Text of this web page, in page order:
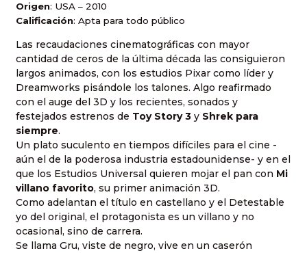
Origen: USA – 2010
Calificación: Apta para todo público
Las recaudaciones cinematográficas con mayor
cantidad de ceros de la última década las consiguieron
largos animados, con los estudios Pixar como líder y
Dreamworks pisándole los talones. Algo reafirmado
con el auge del 3D y los recientes, sonados y
festejados estrenos de Toy Story 3 y Shrek para
siempre.
Un plato suculento en tiempos difíciles para el cine -
aún el de la poderosa industria estadounidense- y en el
que los Estudios Universal quieren mojar el pan con Mi
villano favorito, su primer animación 3D.
Como adelantan el título en castellano y el Detestable
yo del original, el protagonista es un villano y no
ocasional, sino de carrera.
Se llama Gru, viste de negro, vive en un caserón